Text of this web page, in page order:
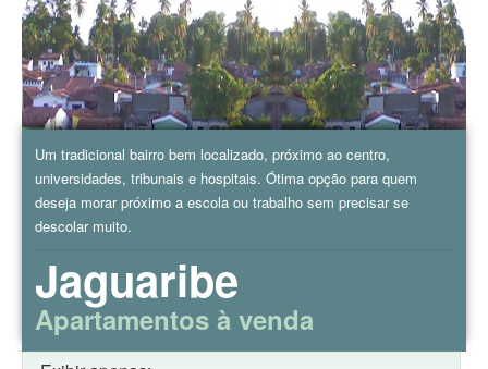
Um tradicional bairro bem localizado, próximo ao centro,
universidades, tribunais e hospitais. Ótima opção para quem
deseja morar próximo a escola ou trabalho sem precisar se
descolar muito.
Jaguaribe
Apartamentos à venda